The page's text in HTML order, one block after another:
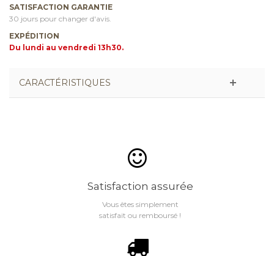
SATISFACTION GARANTIE
30 jours pour changer d'avis.
EXPÉDITION
Du lundi au vendredi 13h30.
CARACTÉRISTIQUES
Satisfaction assurée
Vous êtes simplement
satisfait ou remboursé !